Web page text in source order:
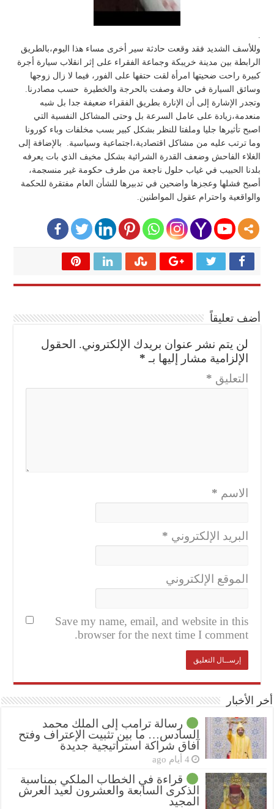
.
وللأسف الشديد فقد وقعت حادثة سير أخرى مساء هذا اليوم،بالطريق
الرابطة بين مدينة خريبكة وجماعة الفقراء على إثر انقلاب سيارة أجرة
كبيرة راحت ضحيتها امرأة لقت حتفها على الفور، فيما لا زال زوجها
وسائق السيارة في حالة وصفت بالحرجة والخطيرة حسب مصادرنا.
وتجدر الإشارة إلى أن الإنارة بطريق الفقراء ضعيفة جدا بل شبه
منعدمة،زيادة على عامل السرعة بل وحتى المشاكل النفسية التي
اصبح تأثيرها جليا وملفتا للنظر بشكل كبير بسب مخلفات وباء كورونا
وما ترتب عليه من مشاكل اقتصادية،اجتماعية وسياسية. بالإضافة إلى
الغلاء الفاحش وضعف القدرة الشرائية بشكل مخيف الذي بات يعرفه
بلدنا الحبيب في غياب حلول ناجعة من طرف حكومة غير منسجمة،
أصبح فشلها وعجزها واضحين في تدبيرها للشأن العام مفتقرة للحكمة
والواقعية واحترام عقول المواطنين.
أضف تعليقاً
لن يتم نشر عنوان بريدك الإلكتروني.
الحقول
الإلزامية مشار إليها بـ *
التعليق *
الاسم *
البريد الإلكتروني *
الموقع الإلكتروني
Save my name, email, and website in this
browser for the next time I comment.
أخر الأخبار
رسالة ترامب إلى الملك محمد
السادس… ما بين تثبيت الإعتراف وفتح
آفاق شراكة استراتيجية جديدة
4 أيام ago
قراءة في الخطاب الملكي بمناسبة
الذكرى السابعة والعشرون لعيد العرش
المجيد